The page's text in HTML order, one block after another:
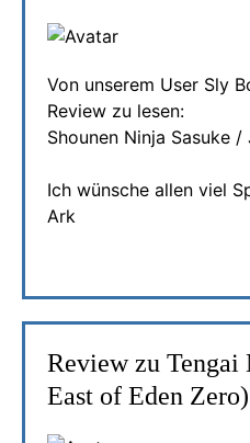
Von unserem User Sly
Review zu lesen:
Shounen Ninja Sasuke
Ich wünsche allen viel
Ark
Review zu
East of Eden Zero)